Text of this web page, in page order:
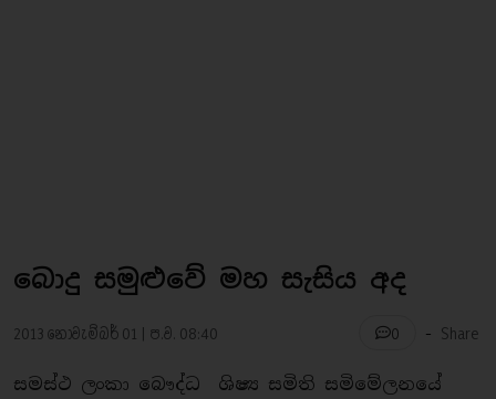
බොදු සමුළුවේ මහ සැසිය අද
2013 නොවැම්බර් 01 | ප.ව. 08:40 0 - Share
සමස්ථ ලංකා බෞද්ධ ශිෂ්‍ය සමිති සමිමේලනයේ